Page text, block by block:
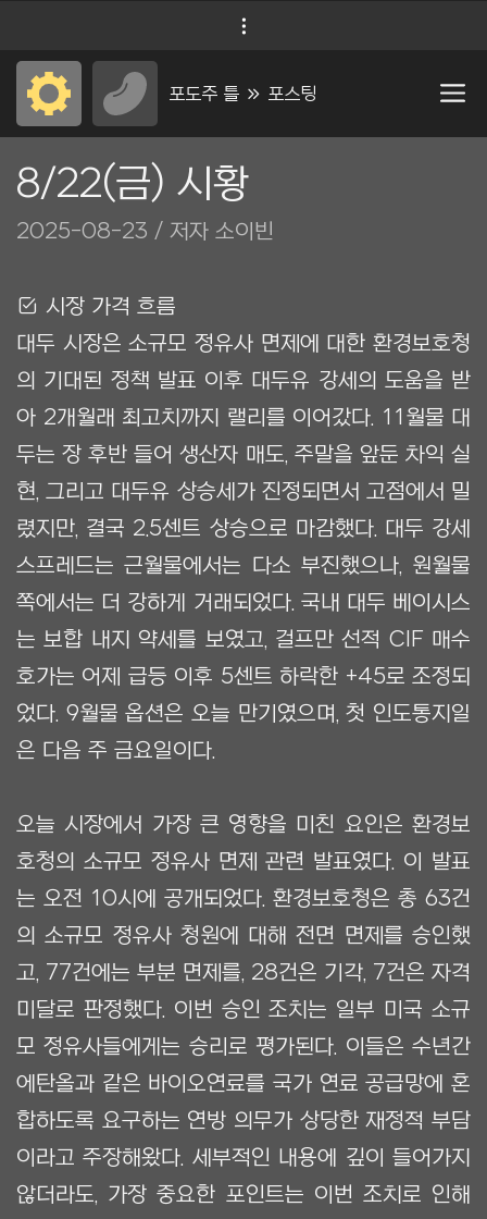
로
뛰
Menu
포도주 틀 Ộ 포스팅 메
8/22(금) 시황
2025-08-23 / 저자 소이빈
Ẋ 시장 가격 흐름
대두 시장은 소규모 정유사 면제에 대한 환경보호청
의 기대된 정책 발표 이후 대두유 강세의 도움을 받
아 2개월래 최고치까지 랠리를 이어갔다. 11월물 대
두는 장 후반 들어 생산자 매도, 주말을 앞둔 차익 실
현, 그리고 대두유 상승세가 진정되면서 고점에서 밀
렸지만, 결국 2.5센트 상승으로 마감했다. 대두 강세
스프레드는 근월물에서는 다소 부진했으나, 원월물
쪽에서는 더 강하게 거래되었다. 국내 대두 베이시스
는 보합 내지 약세를 보였고, 걸프만 선적 CIF 매수
호가는 어제 급등 이후 5센트 하락한 +45로 조정되
었다. 9월물 옵션은 오늘 만기였으며, 첫 인도통지일
은 다음 주 금요일이다.
오늘 시장에서 가장 큰 영향을 미친 요인은 환경보
호청의 소규모 정유사 면제 관련 발표였다. 이 발표
는 오전 10시에 공개되었다. 환경보호청은 총 63건
의 소규모 정유사 청원에 대해 전면 면제를 승인했
고, 77건에는 부분 면제를, 28건은 기각, 7건은 자격
미달로 판정했다. 이번 승인 조치는 일부 미국 소규
모 정유사들에게는 승리로 평가된다. 이들은 수년간
에탄올과 같은 바이오연료를 국가 연료 공급망에 혼
합하도록 요구하는 연방 의무가 상당한 재정적 부담
이라고 주장해왔다. 세부적인 내용에 깊이 들어가지
않더라도, 가장 중요한 포인트는 이번 조치로 인해